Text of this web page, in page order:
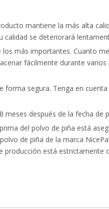
mantiene la más alta
se deteriorará
más importantes. Cuanto
fácilmente durante
segura. Tenga en
después de la fecha de
del polvo de piña está
de piña de la marca
producción está estrictamente